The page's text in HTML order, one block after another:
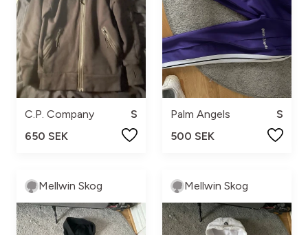
C.P. Company
S
650 SEK
Palm Angels
S
500 SEK
Mellwin Skog Mellwin Skog